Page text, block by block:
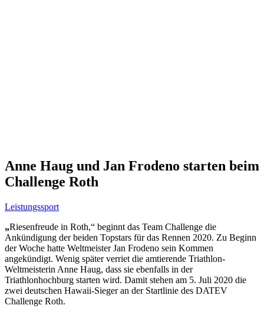
Anne Haug und Jan Frodeno starten beim
Challenge Roth
Leistungssport
„Riesenfreude in Roth,“ beginnt das Team Challenge die
Ankündigung der beiden Topstars für das Rennen 2020. Zu Beginn
der Woche hatte Weltmeister Jan Frodeno sein Kommen
angekündigt. Wenig später verriet die amtierende Triathlon-
Weltmeisterin Anne Haug, dass sie ebenfalls in der
Triathlonhochburg starten wird. Damit stehen am 5. Juli 2020 die
zwei deutschen Hawaii-Sieger an der Startlinie des DATEV
Challenge Roth.